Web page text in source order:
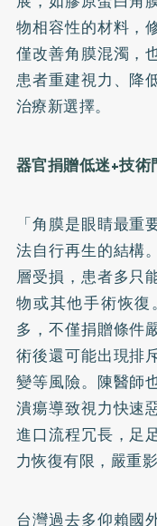
物相容性的材料，
僅改善角膜混濁，
患者重建視力、降
治療新選擇。
器官捐贈低迷+技
「角膜是眼睛最
法自行再生的結構
層受損，患者多只
物或其他手術恢
多，不僅捐贈條件
術後還可能出現排
變等風險。陳醫師
潰瘍導致視力快速
進口流程冗長，足
力恢復有限，嚴重
台灣過去多仰賴國